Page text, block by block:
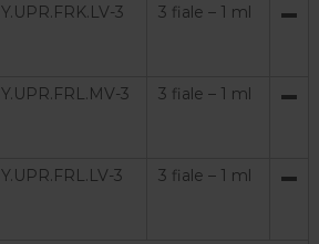
Y.UPR.FRK.LV-3 3 fiale – 1 ml ▬
Y.UPR.FRL.MV-3 3 fiale – 1 ml ▬
Y.UPR.FRL.LV-3 3 fiale – 1 ml ▬